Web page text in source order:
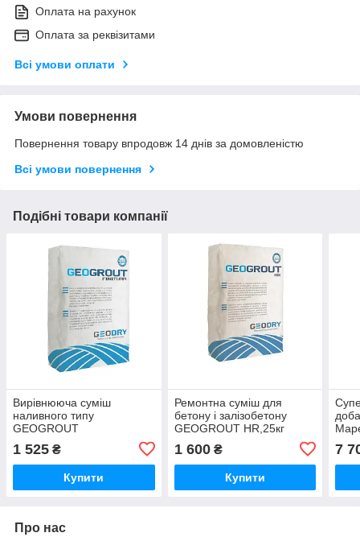
Оплата на рахунок
Оплата за реквізитами
Всі умови оплати
Умови повернення
Повернення товару впродовж 14 днів за домовленістю
Всі умови повернення
Подібні товари компанії
Вирівнююча суміш
наливного типу
GEOGROUT
1 525 ₴
Купити
Ремонтна суміш для
бетону і залізобетону
GEOGROUT HR,25кг
1 600₴
Купити
7
Про нас